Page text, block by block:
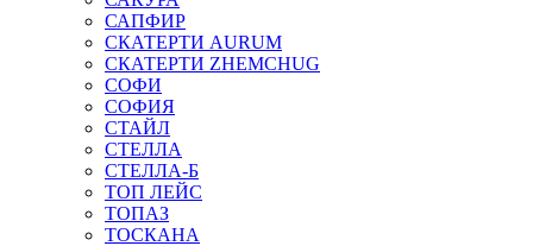
САПФИР
СКАТЕРТИ AURUM
СКАТЕРТИ ZHEMCHUG
СОФИ
СОФИЯ
СТАЙЛ
СТЕЛЛА
СТЕЛЛА-Б
ТОП ЛЕЙС
ТОПАЗ
ТОСКАНА